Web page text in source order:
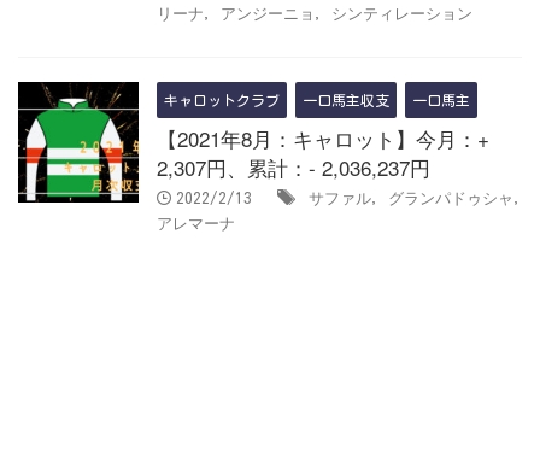
リーナ, アンジーニョ , シンティレーション
キャロットクラブ 一口馬主収支 一口馬主
【2021年8月：キャロット】今月：+
2,307円、累計：- 2,036,237円
2022/2/13 サファル, グランパドゥシャ ,
アレマーナ